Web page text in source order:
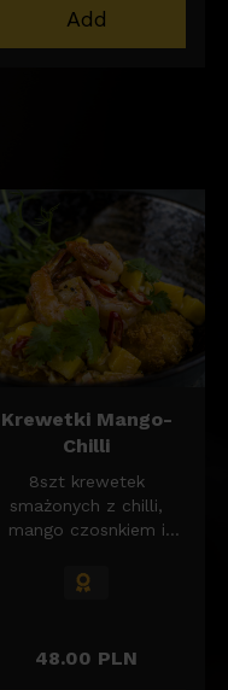
marchwią, sezamem i
Add
Krewetki Mango-
Chilli
8szt krewetek
smażonych z chilli,
mango czosnkiem i
kokosowym podane na
48.00 PLN